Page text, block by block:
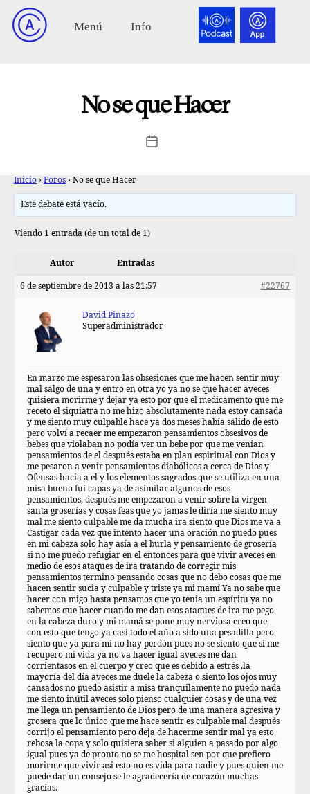
No se que Hacer
Inicio › Foros › No se que Hacer
Este debate está vacío.
Viendo 1 entrada (de un total de 1)
Autor Entradas
6 de septiembre de 2013 a las 21:57 #22767
David Pinazo
Superadministrador
En marzo me espesaron las obsesiones que me hacen sentir muy
mal salgo de una y entro en otra yo ya no se que hacer aveces
quisiera morirme y dejar ya esto por que el medicamento que me
receto el siquiatra no me hizo absolutamente nada estoy cansada
y me siento muy culpable hace ya dos meses había salido de esto
pero volví a recaer me empezaron pensamientos obsesivos de
bebes que violaban no podía ver un bebe por que me venían
pensamientos de el después estaba en plan espiritual con Dios y
me pesaron a venir pensamientos diabólicos a cerca de Dios y
Ofensas hacia a el y los elementos sagrados que se utiliza en una
misa bueno fui capas ya de asimilar algunos de esos
pensamientos, después me empezaron a venir sobre la virgen
santa groserías y cosas feas que yo jamas le diría me siento muy
mal me siento culpable me da mucha ira siento que Dios me va a
Castigar cada vez que intento hacer una oración no puedo pues
en mi cabeza solo hay asía a el burla y pensamiento de grosería
si no me puedo refugiar en el entonces para que vivir aveces en
medio de esos ataques de ira tratando de corregir mis
pensamientos termino pensando cosas que no debo cosas que me
hacen sentir sucia y culpable y triste ya mi mamí Ya no sabe que
hacer con migo hasta pensamos que yo tenia un espíritu ya no
sabemos que hacer cuando me dan esos ataques de ira me pego
en la cabeza duro y mi mamá se pone muy nerviosa creo que
con esto que tengo ya casi todo el año a sido una pesadilla pero
siento que ya para mi no hay perdón pues no se siento que si me
recupero mi vida ya no va hacer igual aveces me dan
corrientasos en el cuerpo y creo que es debido a estrés ,la
mayoría del día aveces me duele la cabeza o siento los ojos muy
cansados no puedo asistir a misa tranquilamente no puedo nada
me siento inútil aveces solo pienso cualquier cosas y de una vez
me llega un pensamiento de Dios pero de una manera agresiva y
grosera que lo único que me hace sentir es culpable mal después
corrijo el pensamiento pero deja de hacerme sentir mal ya esto
rebosa la copa y solo quisiera saber si alguien a pasado por algo
igual pues ya de pronto no se me hospital sen por que prefiero
morirme que vivir asi esto no es vida para nadie y pues quien me
puede dar un consejo se le agradecería de corazón muchas
gracias.